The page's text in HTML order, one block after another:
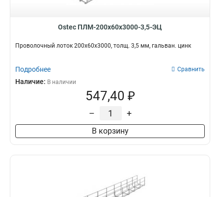
Ostec ПЛМ-200х60х3000-3,5-ЭЦ
Проволочный лоток 200х60х3000, толщ. 3,5 мм, гальван. цинк
Подробнее Сравнить
Наличие: В наличии
547,40 ₽
– +
В корзину